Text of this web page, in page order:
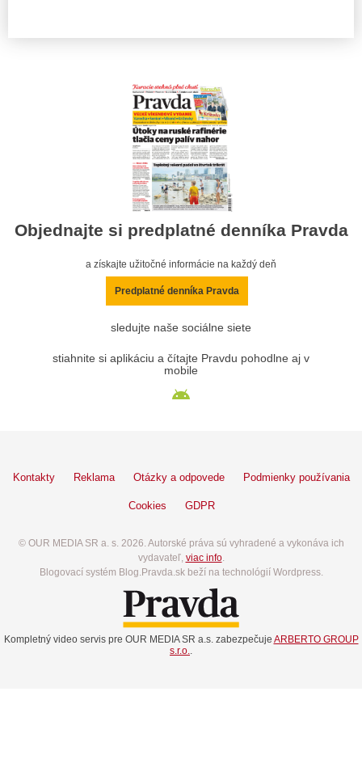
Objednajte si predplatné denníka Pravda
a získajte užitočné informácie na každý deň
Predplatné denníka Pravda
sledujte naše sociálne siete
stiahnite si aplikáciu a čítajte Pravdu pohodlne aj v
mobile
Kontakty Reklama Otázky a odpovede Podmienky používania
Cookies GDPR
© OUR MEDIA SR a. s. 2026. Autorské práva sú vyhradené a vykonáva ich
vydavateľ, viac info.
Blogovací systém Blog.Pravda.sk beží na technológií Wordpress.
Kompletný video servis pre OUR MEDIA SR a.s. zabezpečuje ARBERTO GROUP
s.r.o..